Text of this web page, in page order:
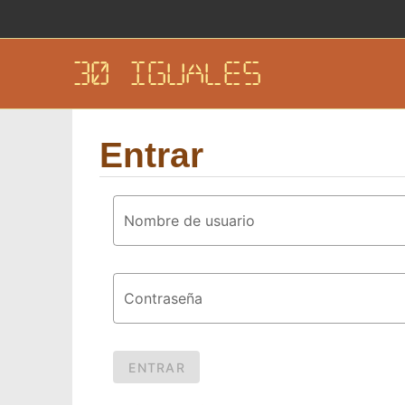
30 IGUALES
Entrar
Nombre de usuario
Contraseña
ENTRAR